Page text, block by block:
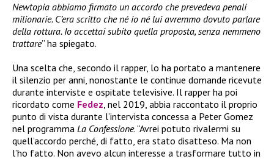
Newtopia abbiamo firmato un accordo che prevedeva penali
milionarie. C’era scritto che né io né lui avremmo dovuto parlare
della rottura. Io accettai subito quella proposta, senza nemmeno
trattare” ha spiegato.
Una scelta che, secondo il rapper, lo ha portato a mantenere
il silenzio per anni, nonostante le continue domande ricevute
durante interviste e ospitate televisive. Il rapper ha poi
ricordato come Fedez, nel 2019, abbia raccontato il proprio
punto di vista durante l’intervista concessa a Peter Gomez
nel programma La Confessione. “Avrei potuto rivalermi su
quell’accordo perché, di fatto, era stato disatteso. Ma non
l’ho fatto. Non avevo alcun interesse a trasformare tutto in